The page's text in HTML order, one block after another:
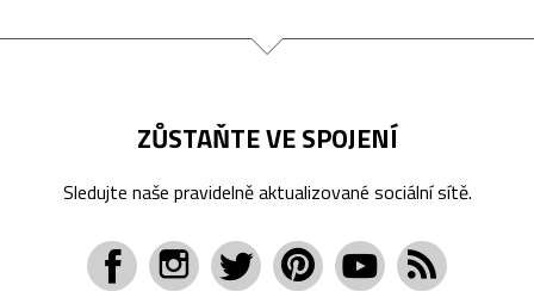
ZŮSTAŇTE VE SPOJENÍ
Sledujte naše pravidelně aktualizované sociální sítě.